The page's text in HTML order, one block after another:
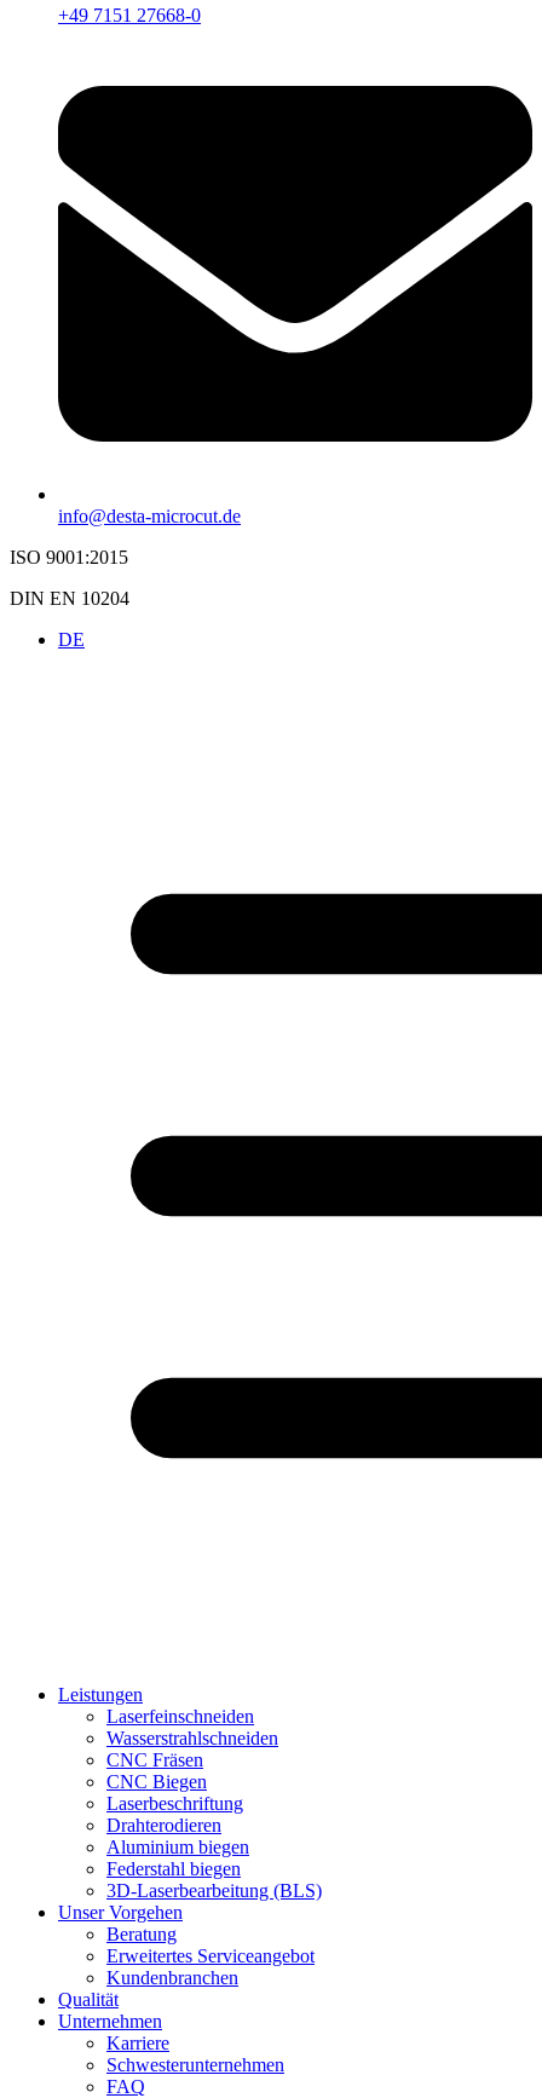
+49 7151 27668-0
info@desta-microcut.de
ISO 9001:2015
DIN EN 10204
DE
Leistungen
Laserfeinschneiden
Wasserstrahlschneiden
CNC Fräsen
CNC Biegen
Laserbeschriftung
Drahterodieren
Aluminium biegen
Federstahl biegen
3D-Laserbearbeitung (BLS)
Unser Vorgehen
Beratung
Erweitertes Serviceangebot
Kundenbranchen
Qualität
Unternehmen
Karriere
Schwesterunternehmen
FAQ